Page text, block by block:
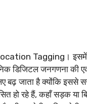
Tagging।
डिजिटल जनगणना की
बढ़ जाता है क्योंकि इससे
हो रहे हैं, कहाँ सड़क या